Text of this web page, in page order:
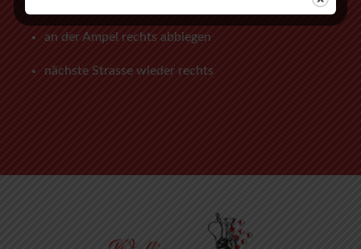
an der Ampel rechts abbiegen
nächste Strasse wieder rechts